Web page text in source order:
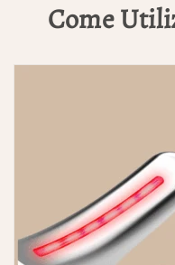
Come